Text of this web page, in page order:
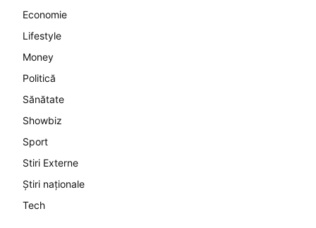
Economie
Lifestyle
Money
Politică
Sănătate
Showbiz
Sport
Stiri Externe
Știri naționale
Tech